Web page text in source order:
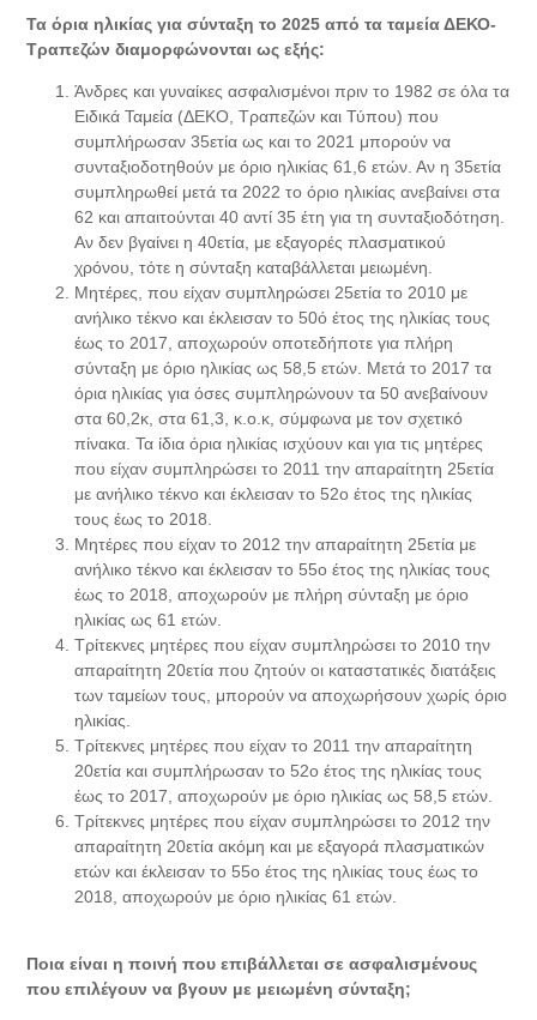
Τα όρια ηλικίας για σύνταξη το 2025 από τα ταμεία ΔΕΚΟ-
Τραπεζών διαμορφώνονται ως εξής:
Άνδρες και γυναίκες ασφαλισμένοι πριν το 1982 σε όλα τα
Ειδικά Ταμεία (ΔΕΚΟ, Τραπεζών και Τύπου) που
συμπλήρωσαν 35ετία ως και το 2021 μπορούν να
συνταξιοδοτηθούν με όριο ηλικίας 61,6 ετών. Αν η 35ετία
συμπληρωθεί μετά τα 2022 το όριο ηλικίας ανεβαίνει στα
62 και απαιτούνται 40 αντί 35 έτη για τη συνταξιοδότηση.
Αν δεν βγαίνει η 40ετία, με εξαγορές πλασματικού
χρόνου, τότε η σύνταξη καταβάλλεται μειωμένη.
Μητέρες, που είχαν συμπληρώσει 25ετία το 2010 με
ανήλικο τέκνο και έκλεισαν το 50ό έτος της ηλικίας τους
έως το 2017, αποχωρούν οποτεδήποτε για πλήρη
σύνταξη με όριο ηλικίας ως 58,5 ετών. Μετά το 2017 τα
όρια ηλικίας για όσες συμπληρώνουν τα 50 ανεβαίνουν
στα 60,2κ, στα 61,3, κ.ο.κ, σύμφωνα με τον σχετικό
πίνακα. Τα ίδια όρια ηλικίας ισχύουν και για τις μητέρες
που είχαν συμπληρώσει το 2011 την απαραίτητη 25ετία
με ανήλικο τέκνο και έκλεισαν το 52ο έτος της ηλικίας
τους έως το 2018.
Μητέρες που είχαν το 2012 την απαραίτητη 25ετία με
ανήλικο τέκνο και έκλεισαν το 55ο έτος της ηλικίας τους
έως το 2018, αποχωρούν με πλήρη σύνταξη με όριο
ηλικίας ως 61 ετών.
Τρίτεκνες μητέρες που είχαν συμπληρώσει το 2010 την
απαραίτητη 20ετία που ζητούν οι καταστατικές διατάξεις
των ταμείων τους, μπορούν να αποχωρήσουν χωρίς όριο
ηλικίας.
Τρίτεκνες μητέρες που είχαν το 2011 την απαραίτητη
20ετία και συμπλήρωσαν το 52ο έτος της ηλικίας τους
έως το 2017, αποχωρούν με όριο ηλικίας ως 58,5 ετών.
Τρίτεκνες μητέρες που είχαν συμπληρώσει το 2012 την
απαραίτητη 20ετία ακόμη και με εξαγορά πλασματικών
ετών και έκλεισαν το 55ο έτος της ηλικίας τους έως το
2018, αποχωρούν με όριο ηλικίας 61 ετών.
Ποια είναι η ποινή που επιβάλλεται σε ασφαλισμένους
που επιλέγουν να βγουν με μειωμένη σύνταξη;